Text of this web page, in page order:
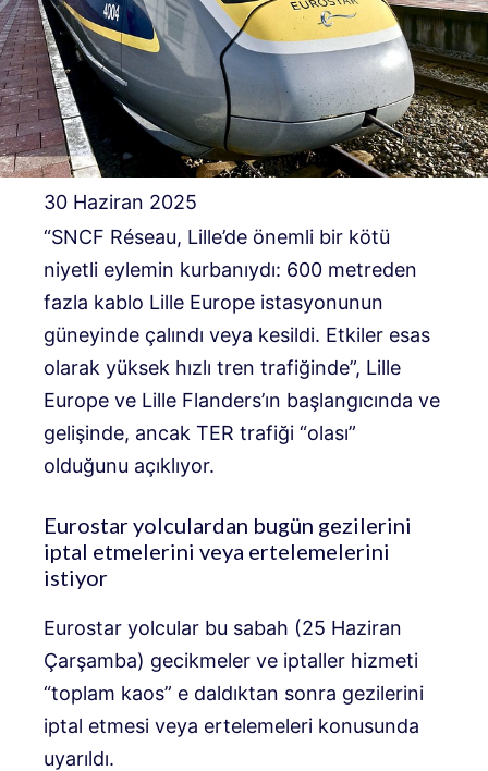
30 Haziran 2025
“SNCF Réseau, Lille’de önemli bir kötü
niyetli eylemin kurbanıydı: 600 metreden
fazla kablo Lille Europe istasyonunun
güneyinde çalındı ​​veya kesildi. Etkiler esas
olarak yüksek hızlı tren trafiğinde”, Lille
Europe ve Lille Flanders’ın başlangıcında ve
gelişinde, ancak TER trafiği “olası”
olduğunu açıklıyor.
Eurostar yolculardan bugün gezilerini
iptal etmelerini veya ertelemelerini
istiyor
Eurostar yolcular bu sabah (25 Haziran
Çarşamba) gecikmeler ve iptaller hizmeti
“toplam kaos” e daldıktan sonra gezilerini
iptal etmesi veya ertelemeleri konusunda
uyarıldı.